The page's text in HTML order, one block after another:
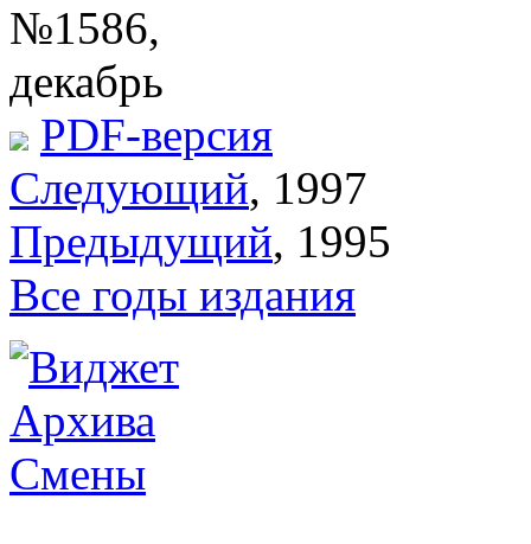
№1586,
декабрь
PDF-версия
Следующий, 1997
Предыдущий, 1995
Все годы издания